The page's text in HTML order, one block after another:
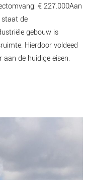
€ 227.000Aan
de
gebouw is
Hierdoor voldeed
aan de huidige eisen.